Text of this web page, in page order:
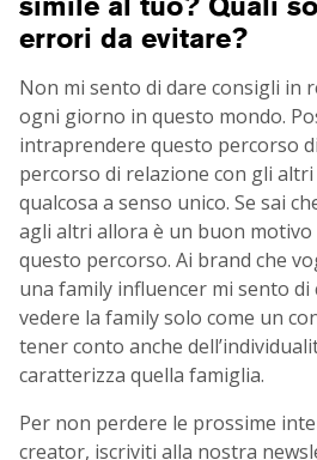
errori da evitare?
Non mi sento di dare consigli in
ogni giorno in questo mondo.
intraprendere questo percorso
percorso di relazione con gli
qualcosa a senso unico. Se sai
agli altri allora è un buon
questo percorso. Ai brand che
una family influencer mi sento
vedere la family solo come un
tener conto anche
caratterizza quella famiglia.
Per non perdere le prossime
creator, iscriviti alla nostra